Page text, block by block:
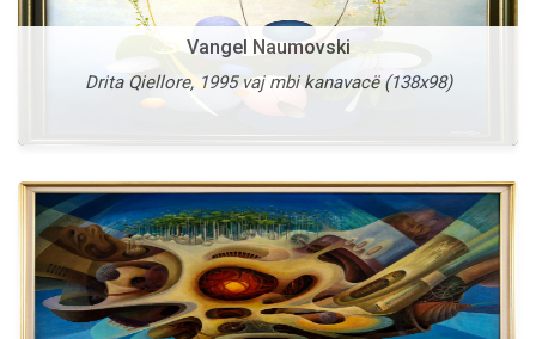
Vangel Naumovski
Drita Qiellore, 1995 vaj mbi kanavacë (138x98)